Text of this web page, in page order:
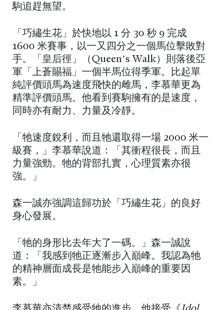
駒追趕無望。
「巧繡生花」於快地以 1 分 30 秒 9 完成
1600 米賽事，以一又四分之一個馬位擊敗對
手。「皇后徑」（Queen’s Walk）則落後亞
軍「上蒼賜福」一個半馬位得季軍。比起單
純評價頭馬為速度飛快的雌馬，李慕華更為
精準評價頭馬。他看到賽駒擁有的是速度，
同時亦有耐力、力量及冷靜。
「牠速度銳利，而且牠還取得一場 2000 米一
級賽，」李慕華說道：「其衝程很長，而且
力量強勁。牠的背部扎實，心理質素亦很
強。」
森一誠亦強調這歸功於「巧繡生花」的良好
身心發展。
「牠的身形比去年大了一碼。」森一誠說
道：「我感到牠正逐漸步入巔峰。我認為牠
的精神層面成長是牠能步入巔峰的重要因
素。」